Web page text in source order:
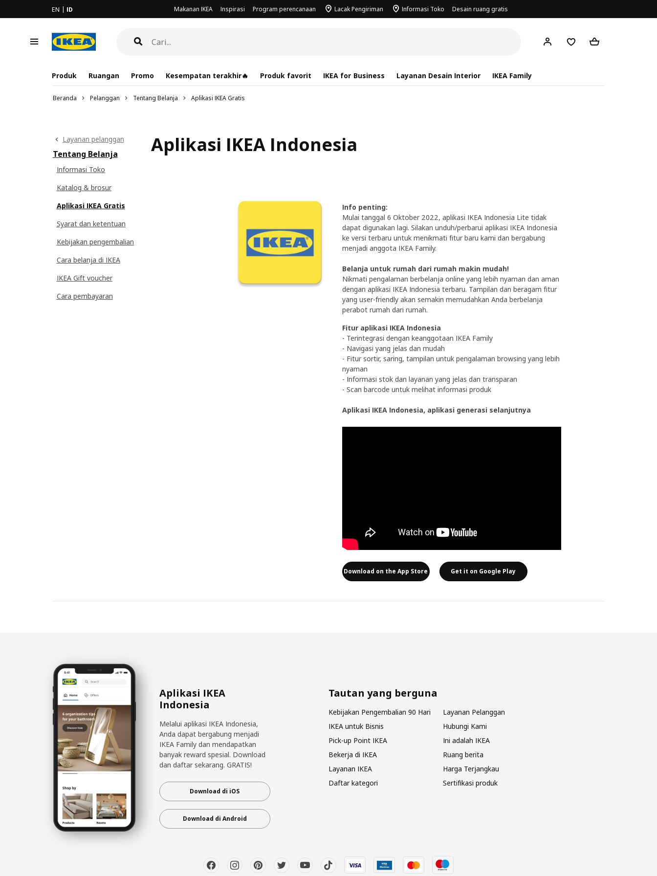
EN ID Makanan IKEA Inspirasi Program perencanaan Lacak Pengiriman Informasi Toko Desain ruang gratis
Produk Ruangan Promo Kesempatan terakhir🔥 Produk favorit IKEA for Business Layanan Desain Interior IKEA Family
Beranda Pelanggan Tentang Belanja Aplikasi IKEA Gratis
Layanan pelanggan
Tentang Belanja
Informasi Toko
Katalog & brosur
Aplikasi IKEA Gratis
Syarat dan ketentuan
Kebijakan pengembalian
Cara belanja di IKEA
IKEA Gift voucher
Cara pembayaran
Aplikasi IKEA Indonesia
Info penting:
Mulai tanggal 6 Oktober 2022, aplikasi IKEA Indonesia Lite tidak
dapat digunakan lagi. Silakan unduh/perbarui aplikasi IKEA Indonesia
ke versi terbaru untuk menikmati fitur baru kami dan bergabung
menjadi anggota IKEA Family.
Belanja untuk rumah dari rumah makin mudah!
Nikmati pengalaman berbelanja online yang lebih nyaman dan aman
dengan aplikasi IKEA Indonesia terbaru. Tampilan dan beragam fitur
yang user-friendly akan semakin memudahkan Anda berbelanja
perabot rumah dari rumah.
Fitur aplikasi IKEA Indonesia
- Terintegrasi dengan keanggotaan IKEA Family​
- Navigasi yang jelas dan mudah
- Fitur sortir, saring, tampilan untuk pengalaman browsing yang lebih
nyaman​
- Informasi stok dan layanan yang jelas dan transparan
- Scan barcode untuk melihat informasi produk
Aplikasi IKEA Indonesia, aplikasi generasi selanjutnya
Download on the App Store Get it on Google Play
Aplikasi IKEA
Indonesia
Melalui aplikasi IKEA Indonesia,
Anda dapat bergabung menjadi
IKEA Family dan mendapatkan
banyak reward spesial. Download
dan daftar sekarang. GRATIS!
Download di iOS
Download di Android
Tautan yang berguna
Kebijakan Pengembalian 90 Hari
Layanan Pelanggan
IKEA untuk Bisnis
Hubungi Kami
Pick-up Point IKEA
Ini adalah IKEA
Bekerja di IKEA
Ruang berita
Layanan IKEA
Harga Terjangkau
Daftar kategori
Sertifikasi produk